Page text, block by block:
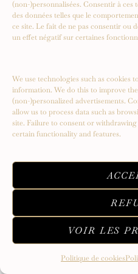
(non-)personnalisées. Consentir à
des données telles que le
ce site. Le fait de ne pas consentir ou
un effet négatif sur certaines
We use technologies such as cookies
information. We do this to improve
(non-)personalized advertisements.
allow us to process data such as
site. Failure to consent or
certain functionality and features.
VOIR LES
Politique de cookies
ERATO : Entre poésie
bijou traverse le temps